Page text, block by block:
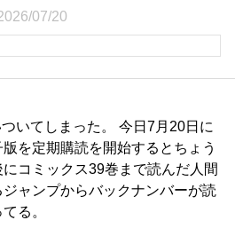
07/20
いてしまった。 今日7月20日に
を定期購読を開始するとちょう
コミックス39巻まで読んだ人間
ャンプからバックナンバーが読
る。